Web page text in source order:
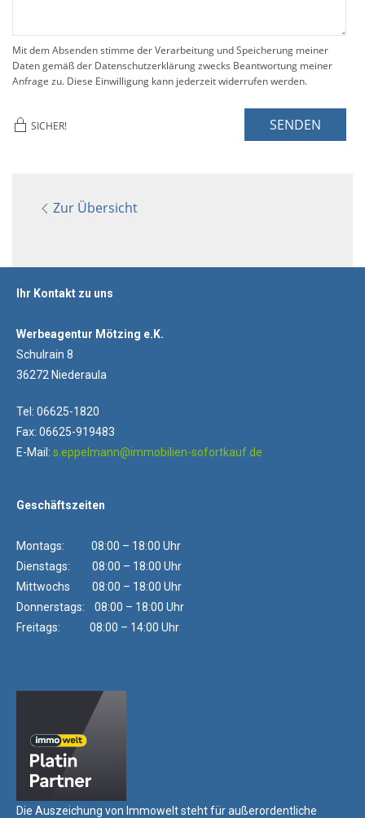
Mit dem Absenden stimme der Verarbeitung und Speicherung meiner
Daten gemäß der Datenschutzerklärung zwecks Beantwortung meiner
Anfrage zu. Diese Einwilligung kann jederzeit widerrufen werden.
SICHER! SENDEN
Zur Übersicht
Ihr Kontakt zu uns
Werbeagentur Mötzing e.K.
Schulrain 8
36272 Niederaula
Tel: 06625-1820
Fax: 06625-919483
E-Mail: s.eppelmann@immobilien-sofortkauf.de
Geschäftszeiten
Montags: 08:00 – 18:00 Uhr
Dienstags: 08:00 – 18:00 Uhr
Mittwochs 08:00 – 18:00 Uhr
Donnerstags: 08:00 – 18:00 Uhr
Freitags: 08:00 – 14:00 Uhr
Die Auszeichung von Immowelt steht für außerordentliche